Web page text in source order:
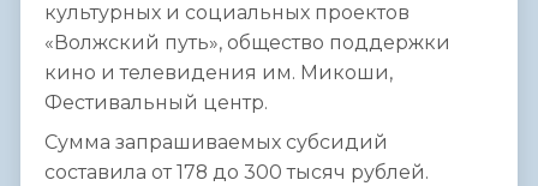
культурных и социальных проектов
«Волжский путь», общество поддержки
кино и телевидения им. Микоши,
Фестивальный центр.
Сумма запрашиваемых субсидий
составила от 178 до 300 тысяч рублей.